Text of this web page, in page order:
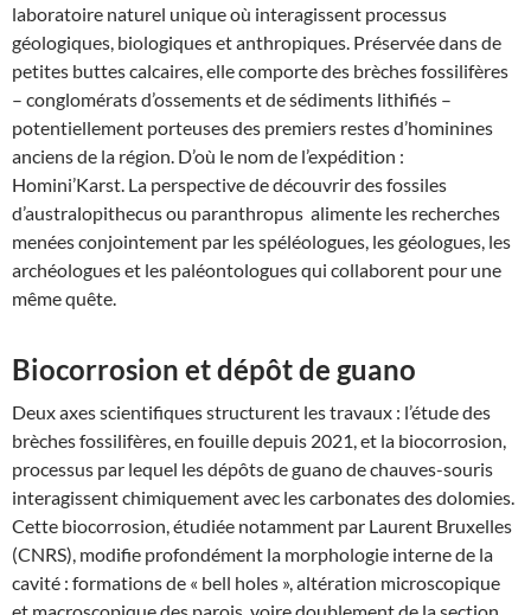
laboratoire naturel unique où interagissent processus
géologiques, biologiques et anthropiques. Préservée dans de
petites buttes calcaires, elle comporte des brèches fossilifères
– conglomérats d’ossements et de sédiments lithifiés –
potentiellement porteuses des premiers restes d’hominines
anciens de la région. D’où le nom de l’expédition :
Homini’Karst. La perspective de découvrir des fossiles
d’australopithecus ou paranthropus alimente les recherches
menées conjointement par les spéléologues, les géologues, les
archéologues et les paléontologues qui collaborent pour une
même quête.
Biocorrosion et dépôt de guano
Deux axes scientifiques structurent les travaux : l’étude des
brèches fossilifères, en fouille depuis 2021, et la biocorrosion,
processus par lequel les dépôts de guano de chauves-souris
interagissent chimiquement avec les carbonates des dolomies.
Cette biocorrosion, étudiée notamment par Laurent Bruxelles
(CNRS), modifie profondément la morphologie interne de la
cavité : formations de « bell holes », altération microscopique